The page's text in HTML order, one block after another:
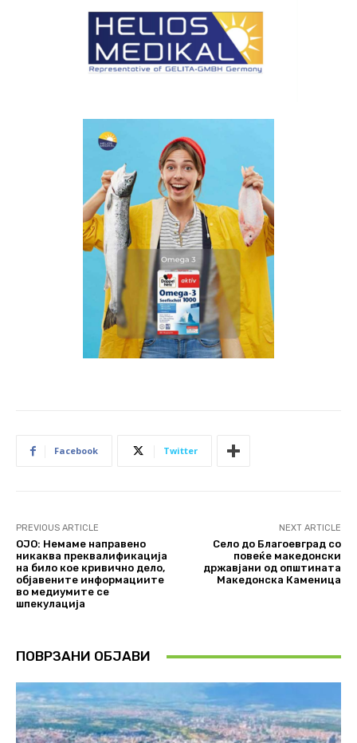
Facebook Twitter
PREVIOUS ARTICLE
ОЈО: Немаме направено
никаква преквалификација
на било кое кривично дело,
објавените информациите
во медиумите се
шпекулација
NEXT ARTICLE
Село до Благоевград со
повеќе македонски
државјани од општината
Македонска Каменица
ПОВРЗАНИ ОБЈАВИ